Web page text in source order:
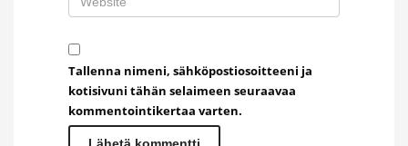
Tallenna nimeni, sähköpostiosoitteeni ja
kotisivuni tähän selaimeen seuraavaa
kommentointikertaa varten.